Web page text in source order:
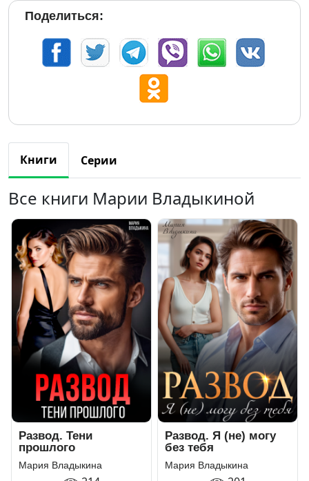
Поделиться:
Книги Серии
Все книги Марии Владыкиной
Развод. Тени
прошлого
Мария Владыкина
Развод. Я (не) могу
без тебя
Мария Владыкина